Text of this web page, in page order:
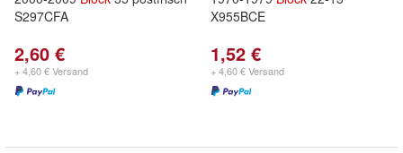
S297CFA
2,60 €
+ 4,60 € Versand
X955BCE
1,52 €
+ 4,60 € Versand